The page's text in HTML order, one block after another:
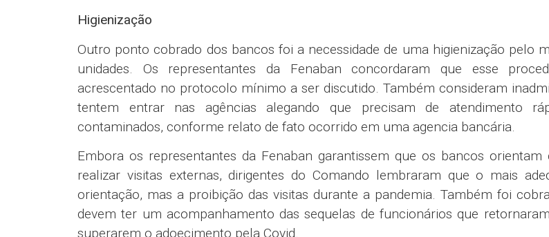
Higienização
Outro ponto cobrado dos bancos foi a necessidade de uma higienização pelo
unidades. Os representantes da Fenaban concordaram que esse
acrescentado no protocolo mínimo a ser discutido. Também consideram
tentem entrar nas agências alegando que precisam de atendimento
contaminados, conforme relato de fato ocorrido em uma agencia bancária.
Embora os representantes da Fenaban garantissem que os bancos
realizar visitas externas, dirigentes do Comando lembraram que o mais
orientação, mas a proibição das visitas durante a pandemia. Também foi
devem ter um acompanhamento das sequelas de funcionários que
superarem o adoecimento pela Covid.